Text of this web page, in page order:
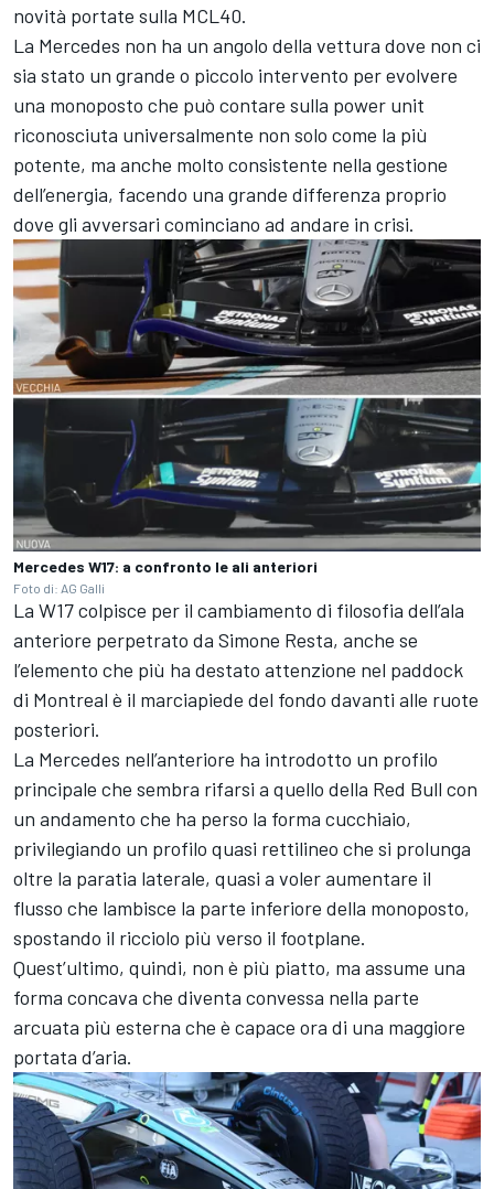
novità portate sulla MCL40.
La Mercedes non ha un angolo della vettura dove non ci
sia stato un grande o piccolo intervento per evolvere
una monoposto che può contare sulla power unit
riconosciuta universalmente non solo come la più
potente, ma anche molto consistente nella gestione
dell’energia, facendo una grande differenza proprio
dove gli avversari cominciano ad andare in crisi.
Mercedes W17: a confronto le ali anteriori
Foto di: AG Galli
La W17 colpisce per il cambiamento di filosofia dell’ala
anteriore perpetrato da Simone Resta, anche se
l’elemento che più ha destato attenzione nel paddock
di Montreal è il marciapiede del fondo davanti alle ruote
posteriori.
La Mercedes nell’anteriore ha introdotto un profilo
principale che sembra rifarsi a quello della Red Bull con
un andamento che ha perso la forma cucchiaio,
privilegiando un profilo quasi rettilineo che si prolunga
oltre la paratia laterale, quasi a voler aumentare il
flusso che lambisce la parte inferiore della monoposto,
spostando il ricciolo più verso il footplane.
Quest’ultimo, quindi, non è più piatto, ma assume una
forma concava che diventa convessa nella parte
arcuata più esterna che è capace ora di una maggiore
portata d’aria.